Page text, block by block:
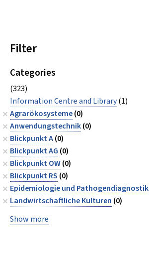
Filter
Categories
(323)
Information Centre and Library(1)
Agrarökosysteme(0)
Anwendungstechnik(0)
Blickpunkt A(0)
Blickpunkt AG (0)
Blickpunkt OW(0)
Blickpunkt RS (0)
Epidemiologie und Pathogendiagnostik
Landwirtschaftliche Kulturen (0)
Show more